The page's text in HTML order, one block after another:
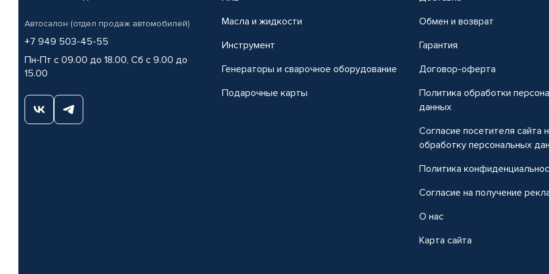
Автосалон (отдел продаж автомобилей)
+7 949 503-45-55
Пн-Пт с 09.00 до 18.00, Сб с 9.00 до
15.00
Масла и жидкости
Инструмент
Генераторы и сварочное оборудование
Подарочные карты
Обмен и возврат
Гарантия
Договор-оферта
Политика обработки
данных
Согласие посетителя сайта
обработку персональных
Политика
Согласие на получение
О нас
Карта сайта